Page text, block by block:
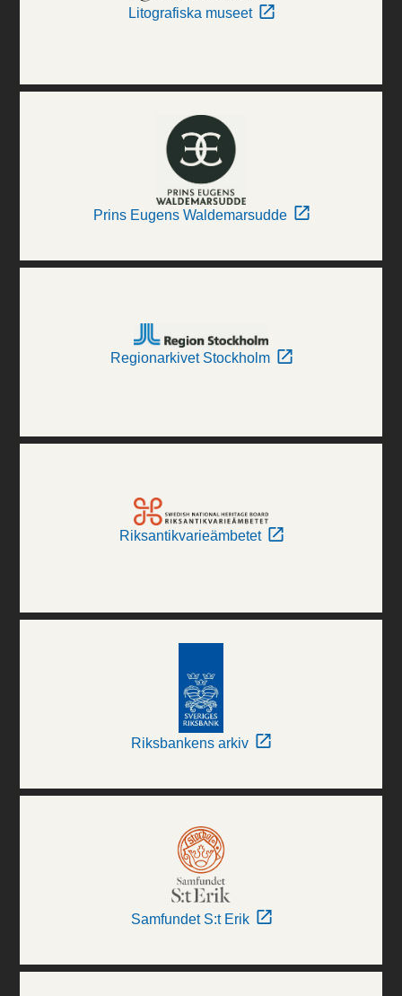
Litografiska museet
Prins Eugens Waldemarsudde
Regionarkivet Stockholm
Riksantikvarieämbetet
Riksbankens arkiv
Samfundet S:t Erik